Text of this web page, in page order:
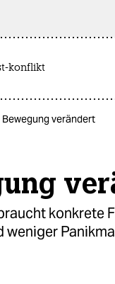
konflikt
Bewegung verändert
konkrete